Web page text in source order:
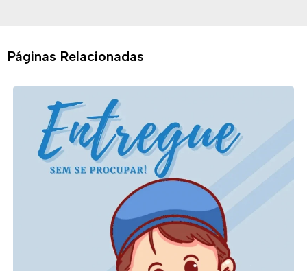
Páginas Relacionadas